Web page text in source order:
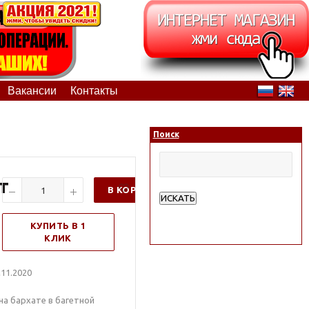
Вакансии Контакты
В КОРЗИНУ
КУПИТЬ В 1
КЛИК
бархате в багетной
Поиск
ИСКАТЬ